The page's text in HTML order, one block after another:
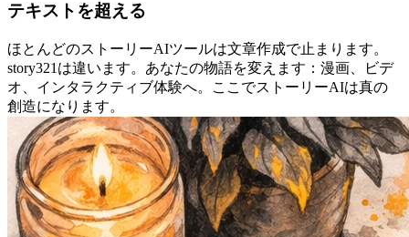
テキストを超える
ほとんどのストーリーAIツールは文章作成で止まります。
story321は違います。あなたの物語を変えます：漫画、ビデ
オ、インタラクティブ体験へ。ここでストーリーAIは真の
創造になります。